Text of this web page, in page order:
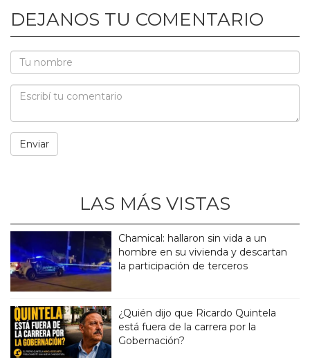
DEJANOS TU COMENTARIO
LAS MÁS VISTAS
Chamical: hallaron sin vida a un
hombre en su vivienda y descartan
la participación de terceros
¿Quién dijo que Ricardo Quintela
está fuera de la carrera por la
Gobernación?